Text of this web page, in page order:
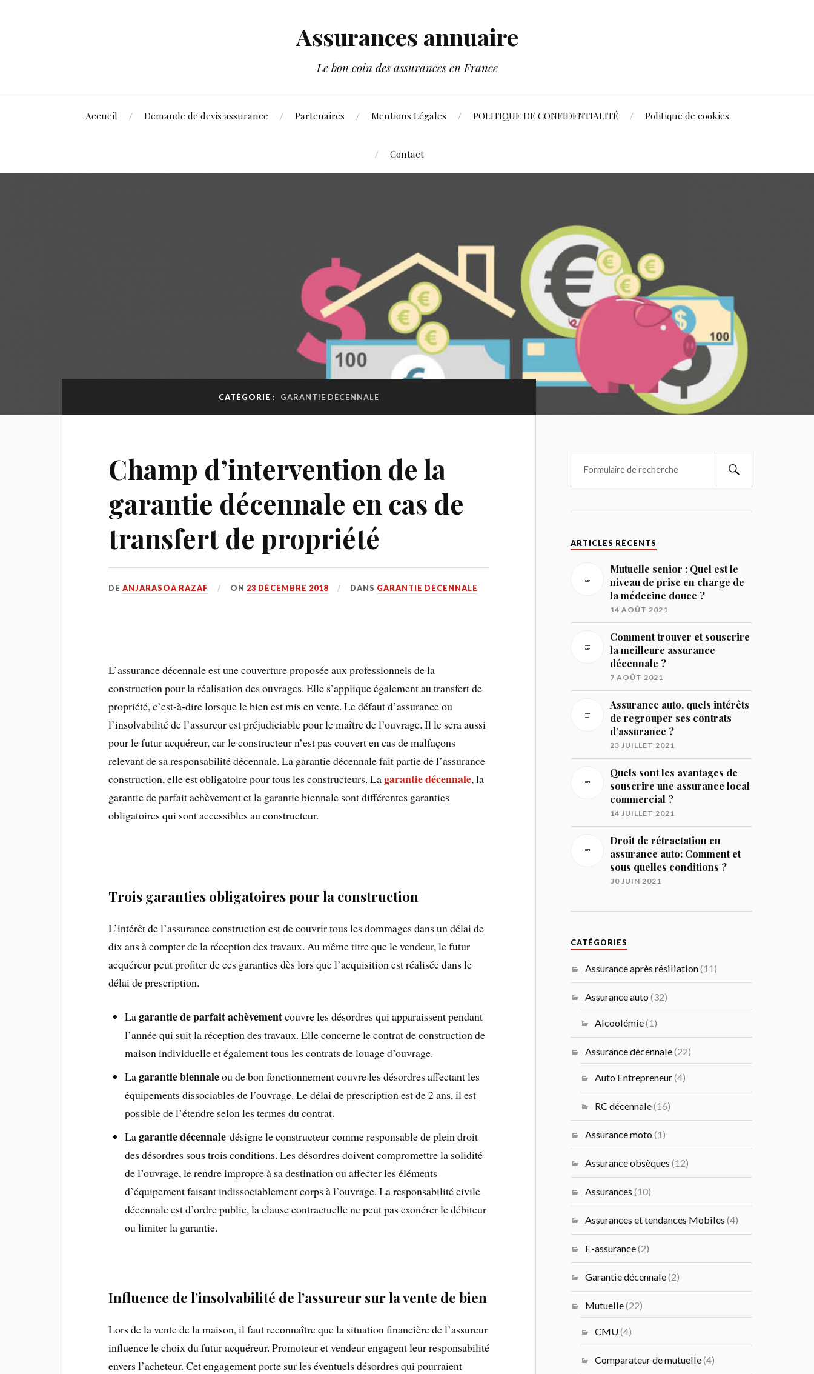
Assurances annuaire
Le bon coin des assurances en France
Accueil Demande de devis assurance Partenaires Mentions Légales POLITIQUE DE CONFIDENTIALITÉ Politique de cookies
Contact
CATÉGORIE : GARANTIE DÉCENNALE
Champ d’intervention de la
garantie décennale en cas de
transfert de propriété
DEANJARASOA RAZAF ON 23 DÉCEMBRE 2018 DANS GARANTIE DÉCENNALE
L’assurance décennale est une couverture proposée aux professionnels de la
construction pour la réalisation des ouvrages. Elle s’applique également au transfert de
propriété, c’est-à-dire lorsque le bien est mis en vente. Le défaut d’assurance ou
l’insolvabilité de l’assureur est préjudiciable pour le maître de l’ouvrage. Il le sera aussi
pour le futur acquéreur, car le constructeur n’est pas couvert en cas de malfaçons
relevant de sa responsabilité décennale. La garantie décennale fait partie de l’assurance
construction, elle est obligatoire pour tous les constructeurs. Lagarantie décennale, la
garantie de parfait achèvement et la garantie biennale sont différentes garanties
obligatoires qui sont accessibles au constructeur.
Trois garanties obligatoires pour la construction
L’intérêt de l’assurance construction est de couvrir tous les dommages dans un délai de
dix ans à compter de la réception des travaux. Au même titre que le vendeur, le futur
acquéreur peut profiter de ces garanties dès lors que l’acquisition est réalisée dans le
délai de prescription.
Lagarantie de parfait achèvementcouvre les désordres qui apparaissent pendant
l’année qui suit la réception des travaux. Elle concerne le contrat de construction de
maison individuelle et également tous les contrats de louage d’ouvrage.
Lagarantie biennaleou de bon fonctionnement couvre les désordres affectant les
équipements dissociables de l’ouvrage. Le délai de prescription est de 2 ans, il est
possible de l’étendre selon les termes du contrat.
Lagarantie décennale désigne le constructeur comme responsable de plein droit
des désordres sous trois conditions. Les désordres doivent compromettre la solidité
de l’ouvrage, le rendre impropre à sa destination ou affecter les éléments
d’équipement faisant indissociablement corps à l’ouvrage. La responsabilité civile
décennale est d’ordre public, la clause contractuelle ne peut pas exonérer le débiteur
ou limiter la garantie.
Influence de l’insolvabilité de l’assureur sur la vente de bien
Lors de la vente de la maison, il faut reconnaître que la situation financière de l’assureur
influence le choix du futur acquéreur. Promoteur et vendeur engagent leur responsabilité
envers l’acheteur. Cet engagement porte sur les éventuels désordres qui pourraient
ARTICLES RÉCENTS
Mutuelle senior : Quel est le
niveau de prise en charge de
la médecine douce ?
14 AOÛT 2021
Comment trouver et souscrire
la meilleure assurance
décennale ?
7 AOÛT 2021
Assurance auto, quels intérêts
de regrouper ses contrats
d’assurance ?
23 JUILLET 2021
Quels sont les avantages de
souscrire une assurance local
commercial ?
14 JUILLET 2021
Droit de rétractation en
assurance auto: Comment et
sous quelles conditions ?
30 JUIN 2021
CATÉGORIES
Assurance après résiliation(11)
Assurance auto(32)
Alcoolémie(1)
Assurance décennale(22)
Auto Entrepreneur(4)
RC décennale(16)
Assurance moto(1)
Assurance obsèques (12)
Assurances (10)
Assurances et tendances Mobiles (4)
E-assurance(2)
Garantie décennale(2)
Mutuelle(22)
CMU(4)
Comparateur de mutuelle(4)